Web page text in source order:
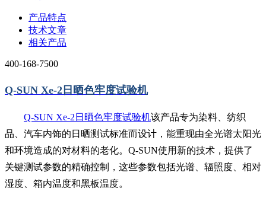
产品特点
技术文章
相关产品
400-168-7500
Q-SUN Xe-2日晒色牢度试验机
Q-SUN Xe-2日晒色牢度试验机该产品专为染料、纺织
品、汽车内饰的日晒测试标准而设计，能重现由全光谱太阳光
和环境造成的对材料的老化。Q-SUN使用新的技术，提供了
关键测试参数的精确控制，这些参数包括光谱、辐照度、相对
湿度、箱内温度和黑板温度。